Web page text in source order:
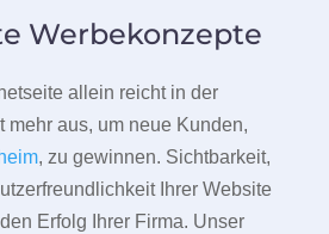
Werbekonzepte
allein reicht in der
mehr aus, um neue Kunden,
, zu gewinnen. Sichtbarkeit,
Ihrer Website
Erfolg Ihrer Firma. Unser